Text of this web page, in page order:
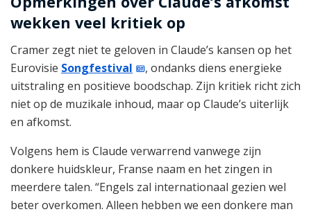
wekken veel kritiek op
Cramer zegt niet te geloven in Claude’s kansen op het
Eurovisie Songfestival
, ondanks diens energieke
uitstraling en positieve boodschap. Zijn kritiek richt zich
niet op de muzikale inhoud, maar op Claude’s uiterlijk
en afkomst.
Volgens hem is Claude verwarrend vanwege zijn
donkere huidskleur, Franse naam en het zingen in
meerdere talen. “Engels zal internationaal gezien wel
beter overkomen. Alleen hebben we een donkere man